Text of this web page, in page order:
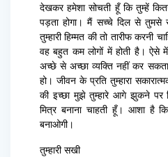
देखकर हमेशा सोचती हूँ कि तुम्हें
पड़ता होगा। मैं सच्चे दिल से तुमसे
तुम्हारी हिम्मत की तो तारीफ करनी
वह बहुत कम लोगों में होती है। ऐसे
अच्छे से अच्छा व्यक्ति नहीं कर
हो। जीवन के प्रति तुम्हारा
की इच्छा मुझे तुम्हारे आगे झुकने पर
मित्र बनाना चाहती हूँ। आशा है
बनाओगी।
तुम्हारी सखी